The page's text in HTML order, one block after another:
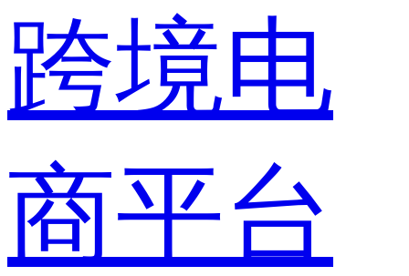
跨境电
商平台